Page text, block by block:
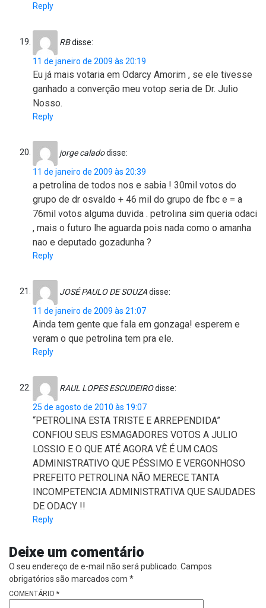
Reply
RBdisse:
11 de janeiro de 2009 às 20:19
Eu já mais votaria em Odarcy Amorim , se ele tivesse
ganhado a converção meu votop seria de Dr. Julio
Nosso.
Reply
jorge caladodisse:
11 de janeiro de 2009 às 20:39
a petrolina de todos nos e sabia ! 30mil votos do
grupo de dr osvaldo + 46 mil do grupo de fbc e = a
76mil votos alguma duvida . petrolina sim queria odaci
, mais o futuro lhe aguarda pois nada como o amanha
nao e deputado gozadunha ?
Reply
JOSÉ PAULO DE SOUZAdisse:
11 de janeiro de 2009 às 21:07
Ainda tem gente que fala em gonzaga! esperem e
veram o que petrolina tem pra ele.
Reply
RAUL LOPES ESCUDEIROdisse:
25 de agosto de 2010 às 19:07
“PETROLINA ESTA TRISTE E ARREPENDIDA”
CONFIOU SEUS ESMAGADORES VOTOS A JULIO
LOSSIO E O QUE ATÉ AGORA VÊ É UM CAOS
ADMINISTRATIVO QUE PÉSSIMO E VERGONHOSO
PREFEITO PETROLINA NÃO MERECE TANTA
INCOMPETENCIA ADMINISTRATIVA QUE SAUDADES
DE ODACY !!
Reply
Deixe um comentário
O seu endereço de e-mail não será publicado. Campos
obrigatórios são marcados com *
COMENTÁRIO *